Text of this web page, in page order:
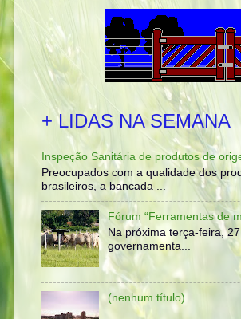
+ LIDAS NA SEMANA
Inspeção Sanitária de produtos de
Preocupados com a qualidade dos
brasileiros, a bancada ...
Fórum “Ferramentas de
Na próxima terça-feira,
governamenta...
(nenhum título)